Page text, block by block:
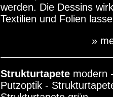
werden. Die Dessins
Textilien und Folien
»
Strukturtapete modern
Putzoptik -